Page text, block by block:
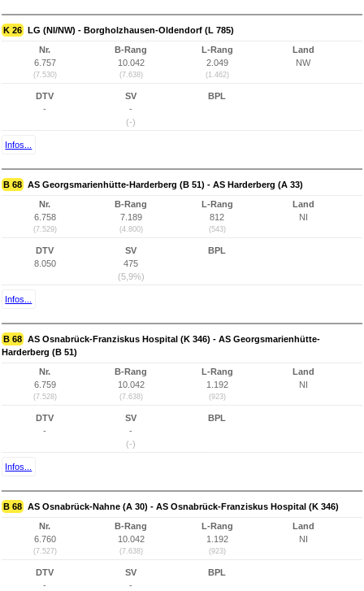
K 26 LG (NI/NW) - Borgholzhausen-Oldendorf (L 785)
Nr.
6.757
(7.530)
B-Rang
10.042
(7.638)
L-Rang
2.049
(1.462)
Land
NW
DTV
-
SV
-
(-)
BPL
Infos...
B 68 AS Georgsmarienhütte-Harderberg (B 51) - AS Harderberg (A 33)
Nr.
6.758
(7.529)
B-Rang
7.189
(4.800)
L-Rang
812
(543)
Land
NI
DTV
8.050
SV
475
(5,9%)
BPL
Infos...
B 68 AS Osnabrück-Franziskus Hospital (K 346) - AS Georgsmarienhütte-
Harderberg (B 51)
Nr.
6.759
(7.528)
B-Rang
10.042
(7.638)
L-Rang
1.192
(923)
Land
NI
DTV
-
SV
-
(-)
BPL
Infos...
B 68 AS Osnabrück-Nahne (A 30) - AS Osnabrück-Franziskus Hospital (K 346)
Nr.
6.760
(7.527)
B-Rang
10.042
(7.638)
L-Rang
1.192
(923)
Land
NI
DTV
-
SV
-
BPL